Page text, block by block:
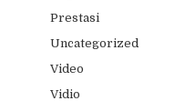
Prestasi
Uncategorized
Video
Vidio